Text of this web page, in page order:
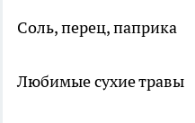
Соль, перец, паприка
Любимые сухие травы